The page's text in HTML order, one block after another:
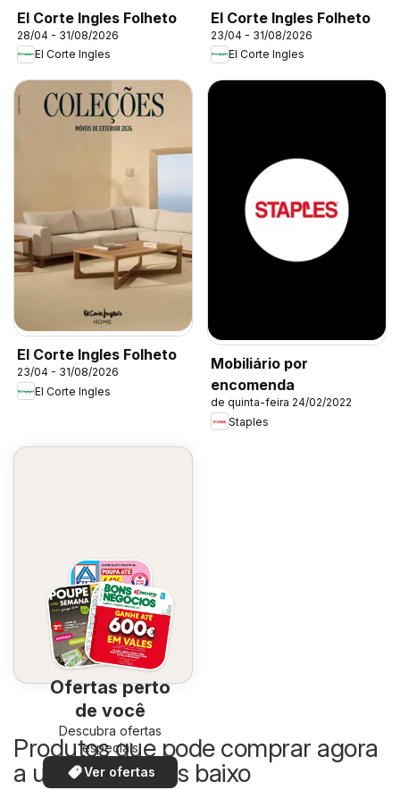
El Corte Ingles Folheto
28/04 - 31/08/2026
El Corte Ingles
El Corte Ingles Folheto
23/04 - 31/08/2026
El Corte Ingles
El Corte Ingles Folheto
23/04 - 31/08/2026
El Corte Ingles
Mobiliário por
encomenda
de quinta-feira 24/02/2022
Staples
Ofertas perto
de você
Descubra ofertas
especiais
Ver ofertas
Produtos que pode comprar agora
a um preço mais baixo